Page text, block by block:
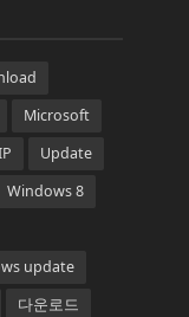
Microsoft
Update
Windows 8
update
다운로드